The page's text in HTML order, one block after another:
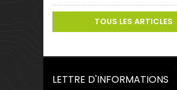
TOUS LES ARTICLES
LETTRE D'INFORMATIONS